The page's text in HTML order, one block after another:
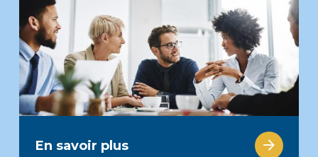
En savoir plus